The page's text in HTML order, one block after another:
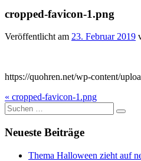
cropped-favicon-1.png
Veröffentlicht am 23. Februar 2019
https://quohren.net/wp-content/
Beitragsnavigation
« cropped-favicon-1.png
Suche
nach:
Neueste Beiträge
Thema Halloween zieht auf